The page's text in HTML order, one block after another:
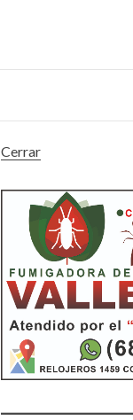
Cerrar